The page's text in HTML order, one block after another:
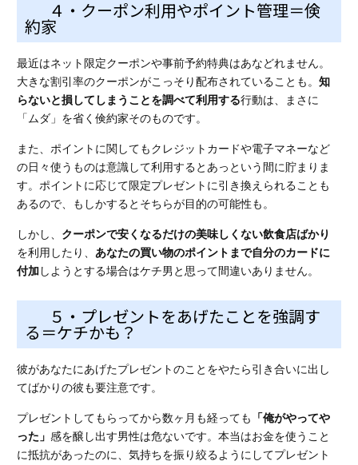
４・クーポン利用やポイント管理＝倹
約家
最近はネット限定クーポンや事前予約特典はあなどれません。
大きな割引率のクーポンがこっそり配布されていることも。知
らないと損してしまうことを調べて利用する行動は、まさに
「ムダ」を省く倹約家そのものです。
また、ポイントに関してもクレジットカードや電子マネーなど
の日々使うものは意識して利用するとあっという間に貯まりま
す。ポイントに応じて限定プレゼントに引き換えられることも
あるので、もしかするとそちらが目的の可能性も。
しかし、 クーポンで安くなるだけの美味しくない飲食店ばかり
を利用したり、 あなたの買い物のポイントまで自分のカードに
付加しようとする場合はケチ男と思って間違いありません。
５・プレゼントをあげたことを強調す
る＝ケチかも？
彼があなたにあげたプレゼントのことをやたら引き合いに出し
てばかりの彼も要注意です。
プレゼントしてもらってから数ヶ月も経っても
「俺がやってや
った」感を醸し出す男性は危ないです。本当はお金を使うこと
に抵抗があったのに、気持ちを振り絞るようにしてプレゼント